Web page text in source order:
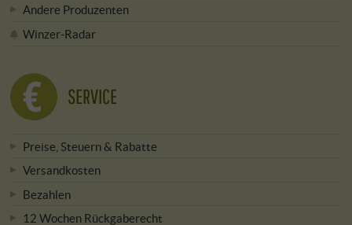
Andere Produzenten
Winzer-Radar
SERVICE
Preise, Steuern & Rabatte
Versandkosten
Bezahlen
12 Wochen Rückgaberecht